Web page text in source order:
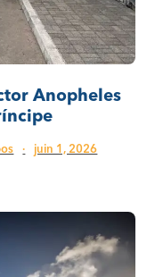
Anopheles
· juin 1, 2026